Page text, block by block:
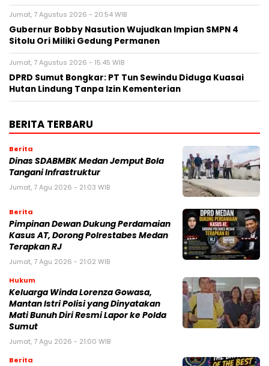
Jumat, 7 Agustus 2026 - 20:54 WIB
Gubernur Bobby Nasution Wujudkan Impian SMPN 4
Sitolu Ori Miliki Gedung Permanen
Jumat, 7 Agustus 2026 - 15:45 WIB
DPRD Sumut Bongkar: PT Tun Sewindu Diduga Kuasai
Hutan Lindung Tanpa Izin Kementerian
BERITA TERBARU
Berita
Dinas SDABMBK Medan Jemput Bola
Tangani Infrastruktur
Jumat, 7 Agu 2026 - 21:03 WIB
Berita
Pimpinan Dewan Dukung Perdamaian
Kasus AT, Dorong Polrestabes Medan
Terapkan RJ
Jumat, 7 Agu 2026 - 21:02 WIB
Hukum
Keluarga Winda Lorenza Gowasa,
Mantan Istri Polisi yang Dinyatakan
Mati Bunuh Diri Resmi Lapor ke Polda
Sumut
Jumat, 7 Agu 2026 - 21:00 WIB
Berita